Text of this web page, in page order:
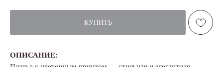
КУПИТЬ
ОПИСАНИЕ: